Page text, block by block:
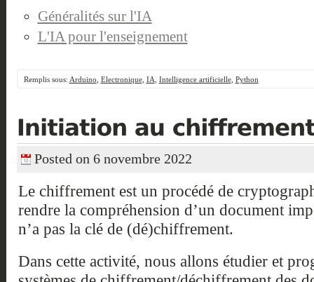
Généralités sur l'IA
L'IA pour l'enseignement
Remplis sous: Arduino, Electronique, IA, Intelligence artificielle, Python
Posted on 6 novembre 2022
Le chiffrement est un procédé de
rendre la compréhension d’un document
n’a pas la clé de (dé)chiffrement.
Dans cette activité, nous allons étudier et